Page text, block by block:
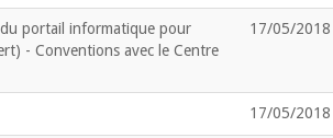
portail informatique pour
- Conventions avec le Centre
17/05/2018
17/05/2018